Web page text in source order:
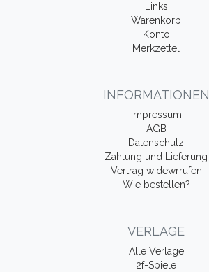
Links
Warenkorb
Konto
Merkzettel
INFORMATIONEN
Impressum
AGB
Datenschutz
Zahlung und Lieferung
Vertrag widewrrufen
Wie bestellen?
VERLAGE
Alle Verlage
2f-Spiele